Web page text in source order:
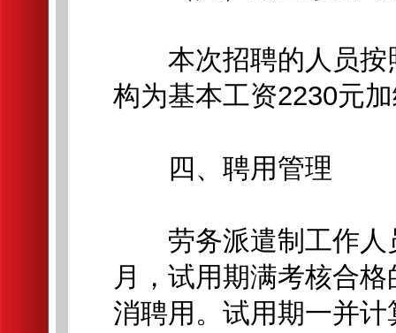
本次招聘的人员按
构为基本工资2230元
四、聘用管理
劳务派遣制工作人
月，试用期满考核合
消聘用。试用期一并